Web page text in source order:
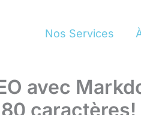
Nos Services
avec
caractères!